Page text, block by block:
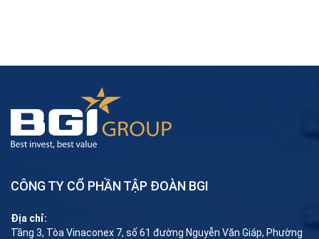
CÔNG TY CỔ PHẦN TẬP ĐOÀN BGI
Địa chỉ:
Tầng 3, Tòa Vinaconex 7, số 61 đường Nguyễn Văn Giáp, Phường